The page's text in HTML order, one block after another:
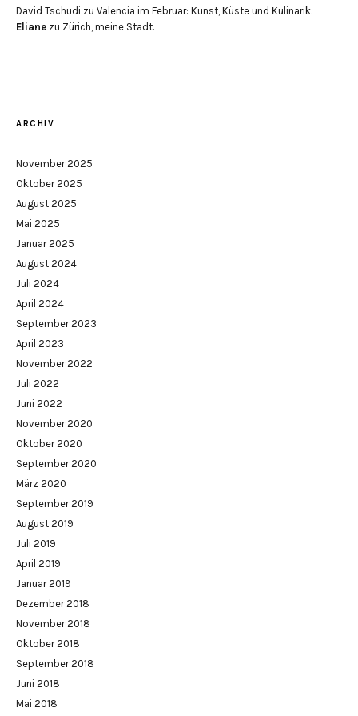
David Tschudi zu Valencia im Februar: Kunst, Küste und Kulinarik.
Eliane zu Zürich, meine Stadt.
ARCHIV
November 2025
Oktober 2025
August 2025
Mai 2025
Januar 2025
August 2024
Juli 2024
April 2024
September 2023
April 2023
November 2022
Juli 2022
Juni 2022
November 2020
Oktober 2020
September 2020
März 2020
September 2019
August 2019
Juli 2019
April 2019
Januar 2019
Dezember 2018
November 2018
Oktober 2018
September 2018
Juni 2018
Mai 2018